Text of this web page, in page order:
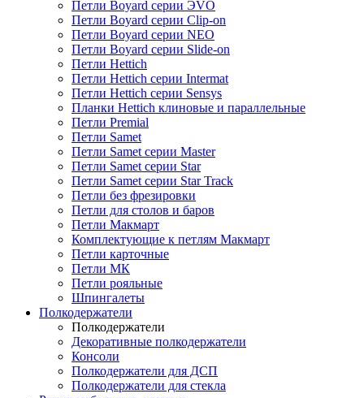
Петли Boyard серии ЭVO
Петли Boyard серии Clip-on
Петли Boyard серии NEO
Петли Boyard серии Slide-on
Петли Hettich
Петли Hettich серии Intermat
Петли Hettich серии Sensys
Планки Hettich клиновые и параллельные
Петли Premial
Петли Samet
Петли Samet серии Master
Петли Samet серии Star
Петли Samet серии Star Track
Петли без фрезировки
Петли для столов и баров
Петли Макмарт
Комплектующие к петлям Макмарт
Петли карточные
Петли МК
Петли рояльные
Шпингалеты
Полкодержатели
Полкодержатели
Декоративные полкодержатели
Консоли
Полкодержатели для ДСП
Полкодержатели для стекла